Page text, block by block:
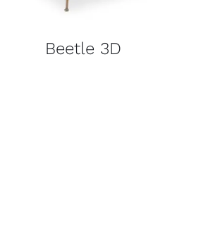
Beetle 3D